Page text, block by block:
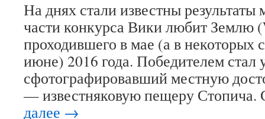
На днях стали известны
части конкурса Вики любит Землю
проходившего в мае (а в некоторых
июне) 2016 года. Победителем стал
сфотографировавший местную
— известняковую пещеру
далее →